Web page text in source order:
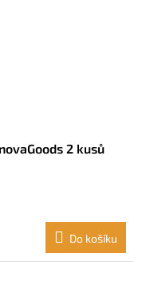
2 kusů
Do košíku